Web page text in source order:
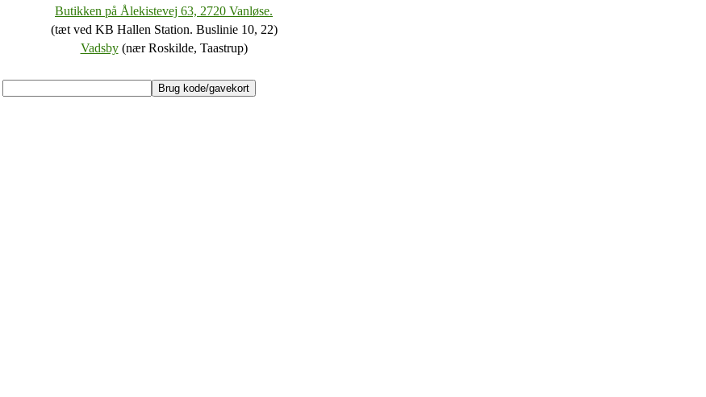
Butikken på Ålekistevej 63, 2720 Vanløse.
(tæt ved KB Hallen Station. Buslinie 10, 22)
Vadsby(nær Roskilde, Taastrup)